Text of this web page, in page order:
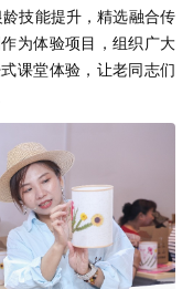
技能提升，精选融合传
为体验项目，组织广大
课堂体验，让老同志们